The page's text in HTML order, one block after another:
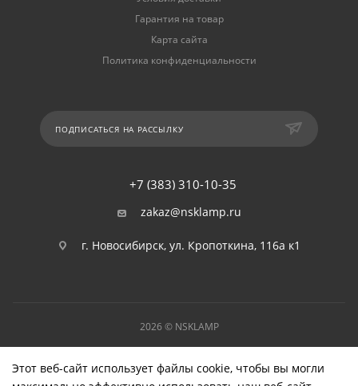
Гарантия на товар
Карта сайта
Политика конфиденциальности
ПОДПИСАТЬСЯ НА РАССЫЛКУ
+7 (383) 310-10-35
zakaz@nsklamp.ru
г. Новосибирск, ул. Кропоткина, 116а к1
2026 © NSKLAMP
Этот веб-сайт использует файлы cookie, чтобы вы могли